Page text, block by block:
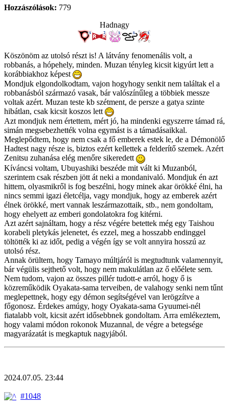
Hozzászólások: 779
Hadnagy
Köszönöm az utolsó részt is! A látvány fenomenális volt, a
robbanás, a hópehely, minden. Muzan tényleg kicsit kigyúrt lett a
korábbiakhoz képest
Mondjuk elgondolkodtam, vajon hogyhogy senkit nem találtak el a
robbanásból származó vasak, bár valószínűleg a többiek messze
voltak azért. Muzan teste kb szétment, de persze a gatya szinte
hibátlan, csak kicsit koszos lett
Azt mondjuk nem értettem, mért jó, ha mindenki egyszerre támad rá,
simán megsebezhették volna egymást is a támadásaikkal.
Meglepődtem, hogy nem csak a fő emberek estek le, de a Démonölő
Hadtest nagy része is, biztos ezért kellettek a felderítő szemek. Azért
Zenitsu zuhanása elég menőre sikeredett
Kíváncsi voltam, Ubuyashiki beszéde mit vált ki Muzanból,
szerintem csak részben jött át neki a mondanivaló. Mondjuk én azt
hittem, olyasmikről is fog beszélni, hogy minek akar örökké élni, ha
nincs semmi igazi életcélja, vagy mondjuk, hogy az emberek azért
élnek örökké, mert vannak leszármazottaik, stb., nem gondoltam,
hogy ehelyett az emberi gondolatokra fog kitérni.
Azt azért sajnáltam, hogy a rész végére betettek még egy Taishou
korabeli pletykás jelenetet, és ezzel, meg a hosszabb endinggel
töltötték ki az időt, pedig a végén így se volt annyira hosszú az
utolsó rész.
Annak örültem, hogy Tamayo múltjáról is megtudtunk valamennyit,
bár végülis sejthető volt, hogy nem makulátlan az ő előélete sem.
Nem tudom, vajon az összes pillér tudott-e arról, hogy ő is
közreműködik Oyakata-sama terveiben, de valahogy senki nem tűnt
meglepettnek, hogy egy démon segítségével van lerögzítve a
főgonosz. Érdekes amúgy, hogy Oyakata-sama Gyuumei-nél
fiatalabb volt, kicsit azért idősebbnek gondoltam. Arra emlékeztem,
hogy valami módon rokonok Muzannal, de végre a betegsége
magyarázatát is megkaptuk nagyjából.
2024.07.05. 23:44
#1048